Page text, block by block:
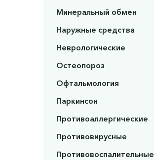
Минеральный обмен
Наружные средства
Неврологические
Остеопороз
Офтальмология
Паркинсон
Противоаллергические
Противовирусные
Противовоспалительные